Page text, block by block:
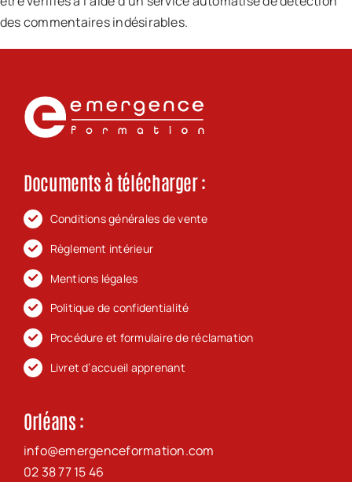
des commentaires indésirables.
Documents à télécharger :
Conditions générales de vente
Règlement intérieur
Mentions légales
Politique de confidentialité
Procédure et formulaire de réclamation
Livret d’accueil apprenant
Orléans :
info@emergenceformation.com
02 38 77 15 46